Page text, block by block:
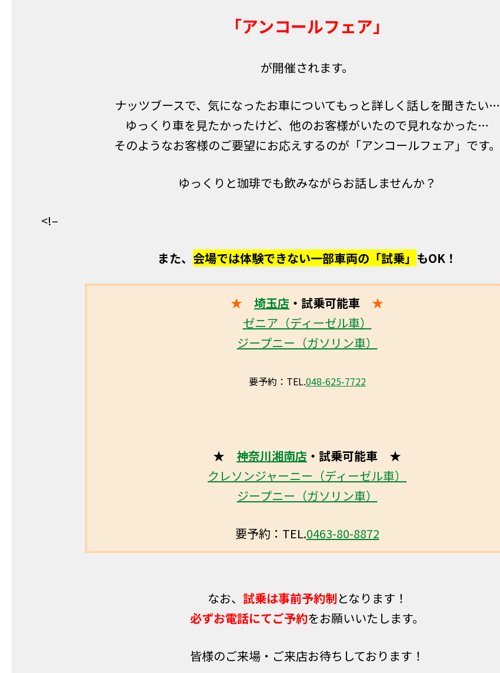
「アンコールフェア」
が開催されます。
ナッツブースで、気になったお車についてもっと詳しく話しを聞きたい…
ゆっくり車を見たかったけど、他のお客様がいたので見れなかった…
そのようなお客様のご要望にお応えするのが「アンコールフェア」です。
ゆっくりと珈琲でも飲みながらお話しませんか？
<!–
また、 会場では体験できない一部車両の「試乗」 もOK！
★ 埼玉店 ・試乗可能車 ★
ゼニア（ディーゼル車）
ジープニー（ガソリン車）
要予約：TEL.048-625-7722
★ 神奈川湘南店 ・試乗可能車 ★
クレソンジャーニー（ディーゼル車）
ジープニー（ガソリン車）
要予約：TEL.0463-80-8872
なお、 試乗は事前予約制となります！
必ずお電話にてご予約をお願いいたします。
皆様のご来場・ご来店お待ちしております！